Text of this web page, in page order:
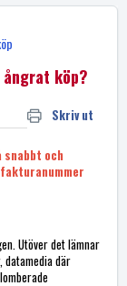
köp?
Skriv ut
snabbt och
Utöver det lämnar
datamedia där